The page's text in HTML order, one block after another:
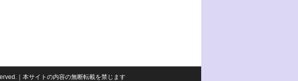
｜本サイトの内容の無断転載を禁じます